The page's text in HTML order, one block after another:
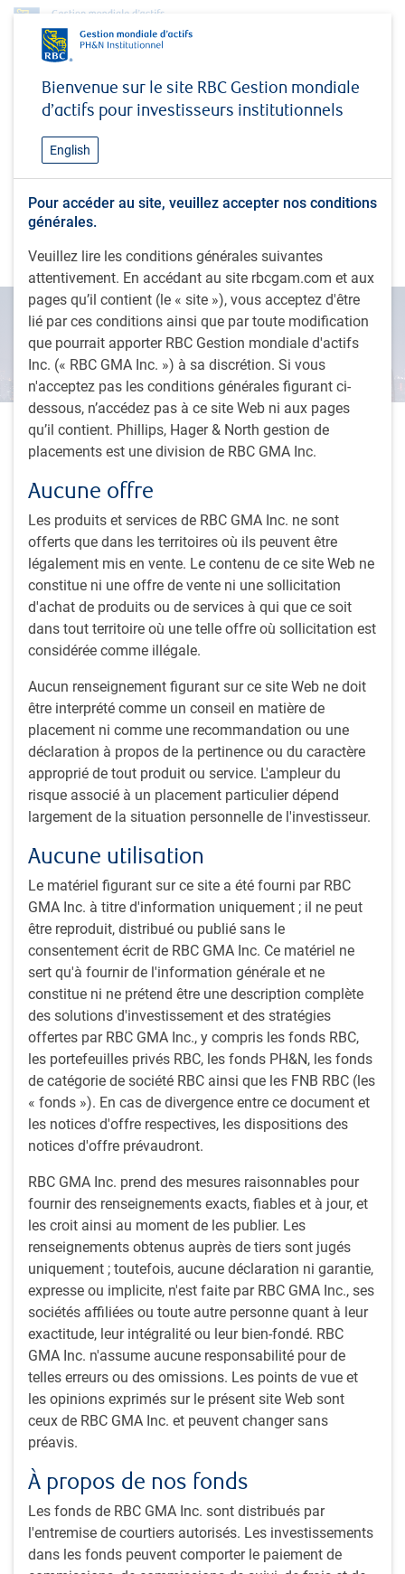
Bienvenue sur le site RBC Gestion mondiale
d’actifs pour investisseurs institutionnels
English
Pour accéder au site, veuillez accepter nos conditions
générales.
Veuillez lire les conditions générales suivantes
attentivement. En accédant au site rbcgam.com et aux
pages qu’il contient (le « site »), vous acceptez d'être
lié par ces conditions ainsi que par toute modification
que pourrait apporter RBC Gestion mondiale d'actifs
Inc. (« RBC GMA Inc. ») à sa discrétion. Si vous
n'acceptez pas les conditions générales figurant ci-
dessous, n’accédez pas à ce site Web ni aux pages
qu’il contient. Phillips, Hager & North gestion de
placements est une division de RBC GMA Inc.
Aucune offre
Les produits et services de RBC GMA Inc. ne sont
offerts que dans les territoires où ils peuvent être
légalement mis en vente. Le contenu de ce site Web ne
constitue ni une offre de vente ni une sollicitation
d'achat de produits ou de services à qui que ce soit
dans tout territoire où une telle offre où sollicitation est
considérée comme illégale.
Aucun renseignement figurant sur ce site Web ne doit
être interprété comme un conseil en matière de
placement ni comme une recommandation ou une
déclaration à propos de la pertinence ou du caractère
approprié de tout produit ou service. L'ampleur du
risque associé à un placement particulier dépend
largement de la situation personnelle de l'investisseur.
Aucune utilisation
Le matériel figurant sur ce site a été fourni par RBC
GMA Inc. à titre d'information uniquement ; il ne peut
être reproduit, distribué ou publié sans le
consentement écrit de RBC GMA Inc. Ce matériel ne
sert qu'à fournir de l'information générale et ne
constitue ni ne prétend être une description complète
des solutions d'investissement et des stratégies
offertes par RBC GMA Inc., y compris les fonds RBC,
les portefeuilles privés RBC, les fonds PH&N, les fonds
de catégorie de société RBC ainsi que les FNB RBC (les
« fonds »). En cas de divergence entre ce document et
les notices d'offre respectives, les dispositions des
notices d'offre prévaudront.
RBC GMA Inc. prend des mesures raisonnables pour
fournir des renseignements exacts, fiables et à jour, et
les croit ainsi au moment de les publier. Les
renseignements obtenus auprès de tiers sont jugés
uniquement ; toutefois, aucune déclaration ni garantie,
expresse ou implicite, n'est faite par RBC GMA Inc., ses
sociétés affiliées ou toute autre personne quant à leur
exactitude, leur intégralité ou leur bien-fondé. RBC
GMA Inc. n'assume aucune responsabilité pour de
telles erreurs ou des omissions. Les points de vue et
les opinions exprimés sur le présent site Web sont
ceux de RBC GMA Inc. et peuvent changer sans
préavis.
À propos de nos fonds
Les fonds de RBC GMA Inc. sont distribués par
l'entremise de courtiers autorisés. Les investissements
dans les fonds peuvent comporter le paiement de
Au-delà des manchettes : sur le terrain, en Chine et à Hong Kong
Au-delà des manchettes : sur
le terrain, en Chine et à Hong
Kong
Carnets de voyage
11 minutes pour lire
ParÉquipe Actions, Marchés émergents RBC,C.Enemaerke
15 juin 2026
Un récent voyage en Chine et à Hong
Kong a révélé une région en pleine
transformation. Des impressionnantes
infrastructures de connectivité de
Guangzhou à l’évolution du commerce de
notre périple a mis en évidence l’accent
stratégique mis par la Chine sur
l’intégration régionale et le progrès
technologique. La reprise
postpandémique de Hong Kong était tout
aussi frappante : les prix de l’immobilier
ont rebondi et la ville a retrouvé sa
vitalité caractéristique.
Principaux points à retenir
L’intégration régionale se renforce :la « Greater Bay
Area » chinoise, une initiative stratégique visant à
coordonner le développement économique régional,
illustre les ambitions du pays en matière de
connectivité. Nous sommes passés par la gare
ferroviaire sud de Guangzhou, qui a accueilli
21,8 millions de voyageurs pendant la fête du
Printemps de cette année1.
Une consommation axée sur l’expérience :en raison
de l’importance accordée aux loisirs, les centres
commerciaux et les détaillants restructurent leurs
notre voyage, nous avons appris que la demande de
voyages est désormais motivée à près de 80 % par les
loisirs, et c’est manifestement là que se trouvent les
occasions futures pour les exploitants régionaux.
Les sociétés de qualité offrent des occasions :
entreprises bien gérées privilégient le rendement pour
les actionnaires et génèrent une croissance durable. Il
ne fait aucun doute que la Chine est en train de devenir
un marché dans lequel fleurissent de plus en plus
d’entreprises de grande qualité, ce qui renforce notre
conviction que la recherche ascendante peut révéler des
occasions intéressantes.
chinois contrôlent désormais plus de 50 % du marché
mondial des robots de collaboration, les entreprises
mettant à profit leur expertise en matière de bras
robotiques et d’interfaces cerveau-machine pour
développer des composants de robots humanoïdes à